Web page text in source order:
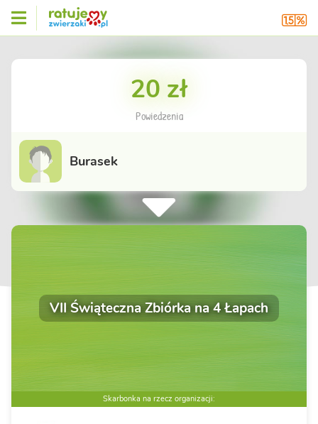
20 zł
Powiedzenia
Burasek
VII Świąteczna Zbiórka na 4 Łapach
Skarbonka na rzecz organizacji: